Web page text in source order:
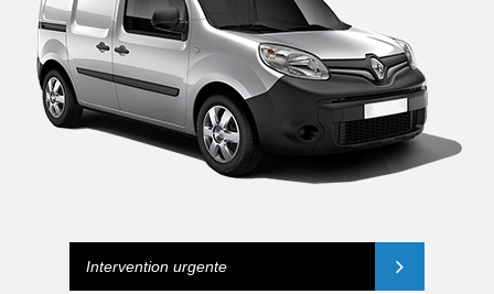
Intervention urgente